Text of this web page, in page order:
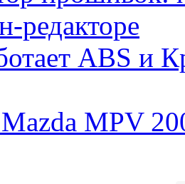
редакторе
ABS и
MPV